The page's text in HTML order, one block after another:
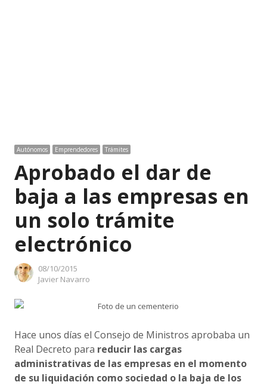
Autónomos Emprendedores Trámites
Aprobado el dar de
baja a las empresas en
un solo trámite
electrónico
08/10/2015
Author
Javier Navarro
Hace unos días el Consejo de Ministros aprobaba un
Real Decreto para reducir las cargas
administrativas de las empresas en el momento
de su liquidación como sociedad o la baja de los